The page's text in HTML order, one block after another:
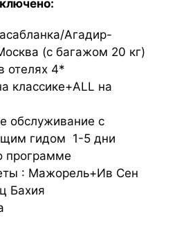
Агадир-
(с багажом 20 кг)
отелях 4*
классике+ALL на
обслуживание с
гидом 1-5 дни
программе
: Мажорель+Ив Сен
Бахия